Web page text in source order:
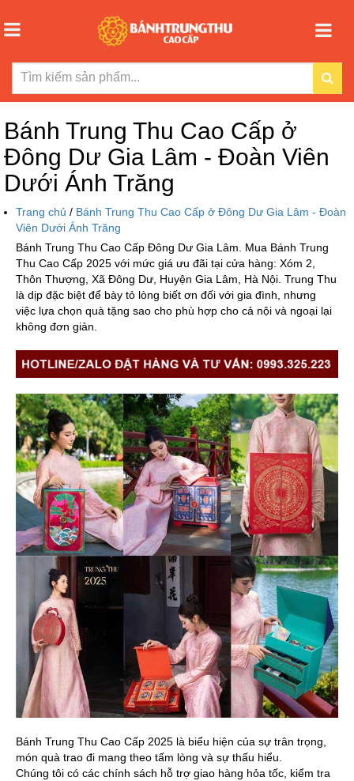
Bánh Trung Thu Cao Cấp ở
Đông Dư Gia Lâm - Đoàn Viên
Dưới Ánh Trăng
Trang chủ / Bánh Trung Thu Cao Cấp ở Đông Dư Gia Lâm - Đoàn
Viên Dưới Ánh Trăng
Bánh Trung Thu Cao Cấp Đông Dư Gia Lâm. Mua Bánh Trung
Thu Cao Cấp 2025 với mức giá ưu đãi tại cửa hàng: Xóm 2,
Thôn Thượng, Xã Đông Dư, Huyện Gia Lâm, Hà Nội. Trung Thu
là dịp đặc biệt để bày tỏ lòng biết ơn đối với gia đình, nhưng
việc lựa chọn quà tặng sao cho phù hợp cho cả nội và ngoại lại
không đơn giản.
Bánh Trung Thu Cao Cấp 2025 là biểu hiện của sự trân trọng,
món quà trao đi mang theo tấm lòng và sự thấu hiểu.
Chúng tôi có các chính sách hỗ trợ giao hàng hỏa tốc, kiểm tra